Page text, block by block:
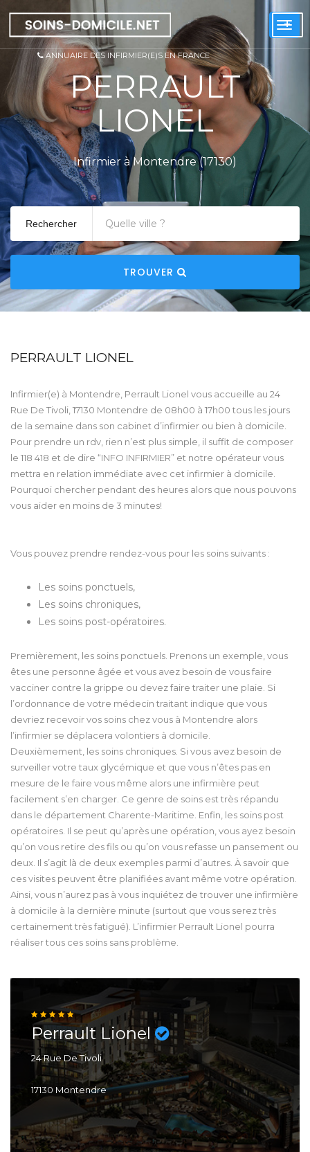
+
ANNUAIRE DES INFIRMIER(E)S EN FRANCE
PERRAULT
LIONEL
Infirmier à Montendre (17130)
Rechercher
TROUVER
PERRAULT LIONEL
Infirmier(e) à Montendre, Perrault Lionel vous accueille au 24
Rue De Tivoli, 17130 Montendre de 08h00 à 17h00 tous les jours
de la semaine dans son cabinet d’infirmier ou bien à domicile.
Pour prendre un rdv, rien n’est plus simple, il suffit de composer
le 118 418 et de dire “INFO INFIRMIER” et notre opérateur vous
mettra en relation immédiate avec cet infirmier à domicile.
Pourquoi chercher pendant des heures alors que nous pouvons
vous aider en moins de 3 minutes!
Vous pouvez prendre rendez-vous pour les soins suivants :
Les soins ponctuels,
Les soins chroniques,
Les soins post-opératoires.
Premièrement, les soins ponctuels. Prenons un exemple, vous
êtes une personne âgée et vous avez besoin de vous faire
vacciner contre la grippe ou devez faire traiter une plaie. Si
l’ordonnance de votre médecin traitant indique que vous
devriez recevoir vos soins chez vous à Montendre alors
l’infirmier se déplacera volontiers à domicile.
Deuxièmement, les soins chroniques. Si vous avez besoin de
surveiller votre taux glycémique et que vous n’êtes pas en
mesure de le faire vous même alors une infirmière peut
facilement s’en charger. Ce genre de soins est très répandu
dans le département Charente-Maritime. Enfin, les soins post
opératoires. Il se peut qu’après une opération, vous ayez besoin
qu’on vous retire des fils ou qu’on vous refasse un pansement ou
deux. Il s’agit là de deux exemples parmi d’autres. À savoir que
ces visites peuvent être planifiées avant même votre opération.
Ainsi, vous n’aurez pas à vous inquiétez de trouver une infirmière
à domicile à la dernière minute (surtout que vous serez très
certainement très fatigué). L’infirmier Perrault Lionel pourra
réaliser tous ces soins sans problème.
Perrault Lionel
24 Rue De Tivoli
17130 Montendre